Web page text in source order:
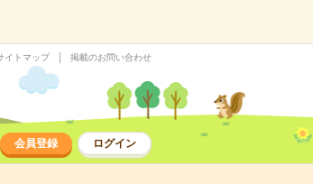
イトマップ 掲載のお問い合わせ
会員登録 ログイン